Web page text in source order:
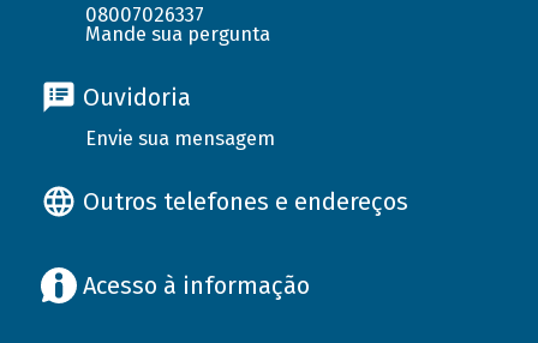
08007026337
Mande sua pergunta
Ouvidoria
Envie sua mensagem
Outros telefones e endereços
Acesso à informação